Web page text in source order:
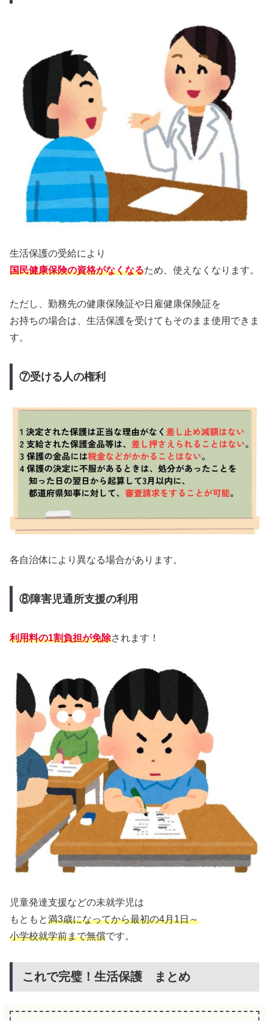
生活保護の受給により
国民健康保険の資格がなくなるため、使えなくなります。
ただし、勤務先の健康保険証や日雇健康保険証を
お持ちの場合は、生活保護を受けてもそのまま使用できま
す。
⑦受ける人の権利
各自治体により異なる場合があります。
⑧障害児通所支援の利用
利用料の1割負担が免除されます！
児童発達支援などの未就学児は
もともと満3歳になってから最初の4月1日～
小学校就学前まで無償です。
これで完璧！生活保護 まとめ